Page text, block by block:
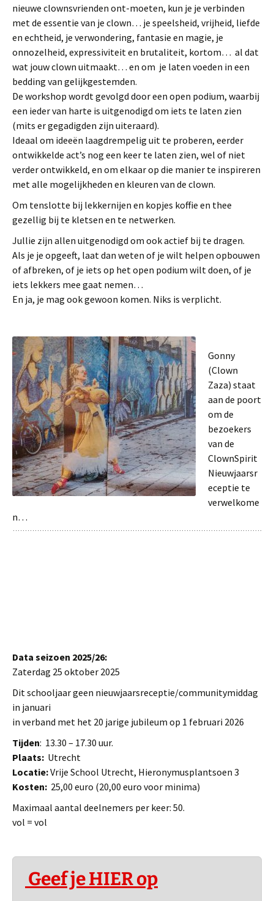
nieuwe clownsvrienden ont-moeten, kun je je verbinden
met de essentie van je clown… je speelsheid, vrijheid, liefde
en echtheid, je verwondering, fantasie en magie, je
onnozelheid, expressiviteit en brutaliteit, kortom… al dat
wat jouw clown uitmaakt… en om je laten voeden in een
bedding van gelijkgestemden.
De workshop wordt gevolgd door een open podium, waarbij
een ieder van harte is uitgenodigd om iets te laten zien
(mits er gegadigden zijn uiteraard).
Ideaal om ideeën laagdrempelig uit te proberen, eerder
ontwikkelde act’s nog een keer te laten zien, wel of niet
verder ontwikkeld, en om elkaar op die manier te inspireren
met alle mogelijkheden en kleuren van de clown.
Om tenslotte bij lekkernijen en kopjes koffie en thee
gezellig bij te kletsen en te netwerken.
Jullie zijn allen uitgenodigd om ook actief bij te dragen.
Als je je opgeeft, laat dan weten of je wilt helpen opbouwen
of afbreken, of je iets op het open podium wilt doen, of je
iets lekkers mee gaat nemen…
En ja, je mag ook gewoon komen. Niks is verplicht.
Gonny
(Clown
Zaza) staat
aan de poort
om de
bezoekers
van de
ClownSpirit
Nieuwjaarsr
eceptie te
verwelkome
n…
Data seizoen 2025/26:
Zaterdag 25 oktober 2025
Dit schooljaar geen nieuwjaarsreceptie/communitymiddag
in januari
in verband met het 20 jarige jubileum op 1 februari 2026
Tijden: 13.30 – 17.30 uur.
Plaats: Utrecht
Locatie:Vrije School Utrecht, Hieronymusplantsoen 3
Kosten: 25,00 euro (20,00 euro voor minima)
Maximaal aantal deelnemers per keer: 50.
vol = vol
Geef je HIER op